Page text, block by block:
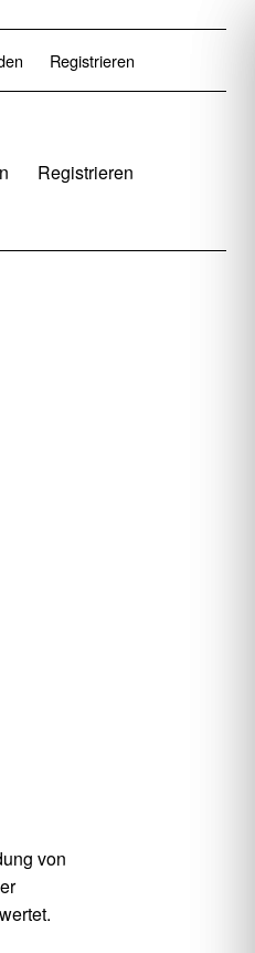
Registrieren
Registrieren
von